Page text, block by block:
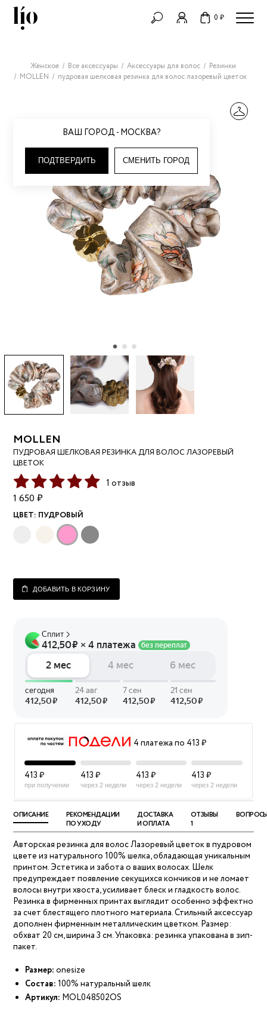
0 ₽
ВАШ ГОРОД - МОСКВА?
ПОДТВЕРДИТЬ СМЕНИТЬ ГОРОД
Женское Все аксессуары Аксессуары для волос
Резинки
MOLLEN
пудровая шелковая резинка для волос лазоревый цветок
MOLLEN
ПУДРОВАЯ ШЕЛКОВАЯ РЕЗИНКА ДЛЯ ВОЛОС ЛАЗОРЕВЫЙ
ЦВЕТОК
1 отзыв
1 650 ₽
ЦВЕТ: ПУДРОВЫЙ
ДОБАВИТЬ В КОРЗИНУ
4 платежа по 413 ₽
413 ₽
при получении
413 ₽
через 2 недели
413 ₽
через 2 недели
413 ₽
через 2 недели
ОПИСАНИЕ
РЕКОМЕНДАЦИИ
ПО УХОДУ
ДОСТАВКА
И ОПЛАТА
ОТЗЫВЫ
1
Авторская резинка для волос Лазоревый цветок в пудровом
цвете из натурального 100% шелка, обладающая уникальным
принтом. Эстетика и забота о ваших волосах. Шелк
предупреждает появление секущихся кончиков и не ломает
волосы внутри хвоста, усиливает блеск и гладкость волос.
Резинка в фирменных принтах выглядит особенно эффектно
за счет блестящего плотного материала. Стильный аксессуар
дополнен фирменным металлическим цветком. Размер:
обхват 20 см, ширина 3 см. Упаковка: резинка упакована в зип-
пакет.
Размер: onesize
Состав: 100% натуральный шелк
Артикул: MOL048502OS